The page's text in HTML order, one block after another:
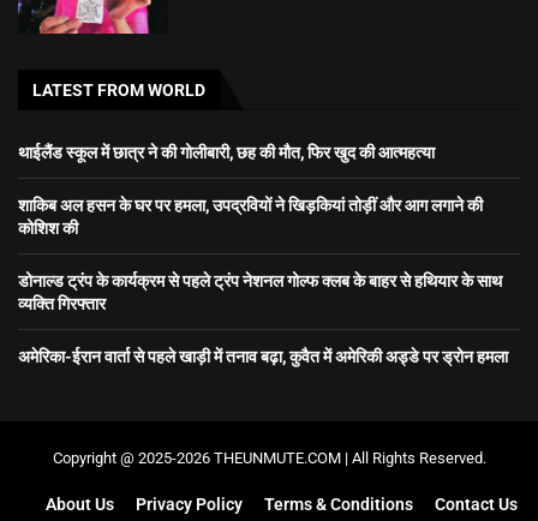
LATEST FROM WORLD
थाईलैंड स्कूल में छात्र ने की गोलीबारी, छह की मौत, फिर खुद की आत्महत्या
शाकिब अल हसन के घर पर हमला, उपद्रवियों ने खिड़कियां तोड़ीं और आग लगाने की
कोशिश की
डोनाल्ड ट्रंप के कार्यक्रम से पहले ट्रंप नेशनल गोल्फ क्लब के बाहर से हथियार के साथ
व्यक्ति गिरफ्तार
अमेरिका-ईरान वार्ता से पहले खाड़ी में तनाव बढ़ा, कुवैत में अमेरिकी अड्डे पर ड्रोन हमला
Copyright @ 2025-2026 THEUNMUTE.COM | All Rights Reserved.
About Us Privacy Policy Terms & Conditions Contact Us